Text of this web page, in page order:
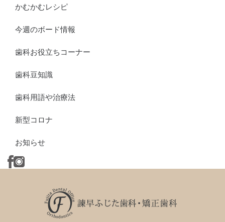
かむかむレシピ
今週のボード情報
歯科お役立ちコーナー
歯科豆知識
歯科用語や治療法
新型コロナ
お知らせ